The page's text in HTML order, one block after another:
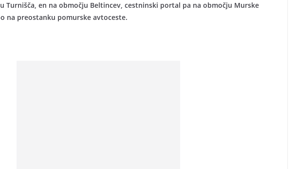
Turnišča, en na območju Beltincev, cestninski portal pa na območju Murske
na preostanku pomurske avtoceste.